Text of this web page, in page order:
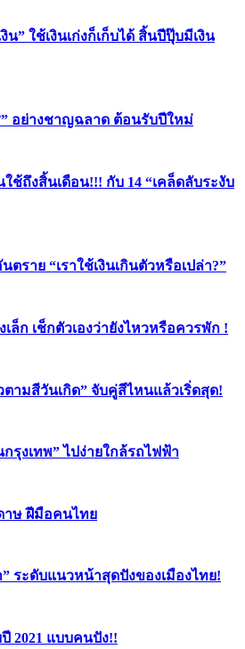
น” ใช้เงินเก่งก็เก็บได้ สิ้นปีปุ๊บมีเงิน
” อย่างชาญฉลาด ต้อนรับปีใหม่
ช้ถึงสิ้นเดือน!!! กับ 14 “เคล็ดลับระงับ
ราย “เราใช้เงินเกินตัวหรือเปล่า?”
เล็ก เช็กตัวเองว่ายังไหวหรือควรพัก !
ตามสีวันเกิด” จับคู่สีไหนแล้วเริ่ดสุด!
รุงเทพ” ไปง่ายใกล้รถไฟฟ้า
าษ ฝีมือคนไทย
ระดับแนวหน้าสุดปังของเมืองไทย!
2021 แบบคนปัง!!